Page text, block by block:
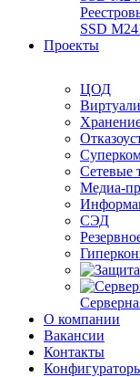
SSD
Проекты
ЦОД
Сетевые
Медиа-
СЭД
О компании
Вакансии
Контакты